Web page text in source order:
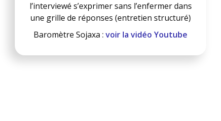
l’interviewé s’exprimer sans l’enfermer dans
une grille de réponses (entretien structuré)
Baromètre Sojaxa : voir la vidéo Youtube